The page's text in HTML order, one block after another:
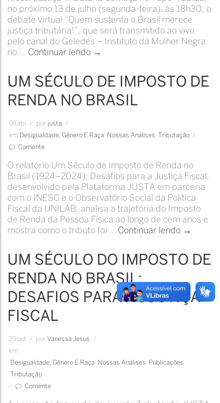
no próximo 13 de julho (segunda-feira), às 18h30, o
debate virtual “Quem sustenta o Brasil merece
justiça tributária!”, que será transmitido ao vivo
pelo canal do Geledés – Instituto da Mulher Negra
no … Continuar lendo Justiça tributária e o impacto
→
UM SÉCULO DE IMPOSTO DE
RENDA NO BRASIL
08 abr / por Justa /
em Desigualdade, Gênero E Raça Nossas Análises Tributação /
Comente
O relatório Um Século de Imposto de Renda no
Brasil (1924–2024): Desafios para a Justiça Fiscal,
desenvolvido pela Plataforma JUSTA em parceria
com o INESC e o Observatório Social da Política
Fiscal da UNILAB, analisa a trajetória do Imposto
de Renda da Pessoa Física ao longo de cem anos e
mostra como o tributo foi … Continuar lendo Um
→
UM SÉCULO DO IMPOSTO DE
RENDA NO BRASIL:
DESAFIOS PARA A JUSTIÇA
FISCAL
29out / por Vanessa Jesus /
em
Desigualdade, Gênero E Raça
Nossas Análises
Publicações
Tributação
/
Comente